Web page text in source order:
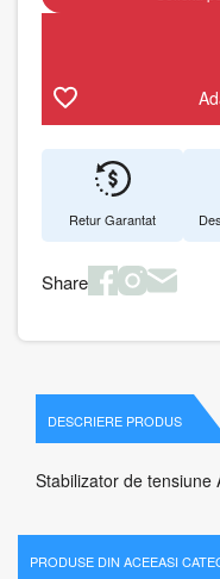
Retur Garantat
Share
DESCRIERE PRODUS
Stabilizator de tensiune
PRODUSE DIN ACEEASI